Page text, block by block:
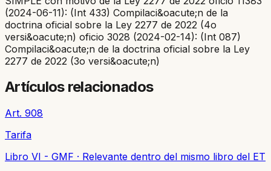
(2024-06-11): (Int 433) Compilaci&oacute;n de la
doctrina oficial sobre la Ley 2277 de 2022 (4o
versi&oacute;n) oficio 3028 (2024-02-14): (Int 087)
Compilaci&oacute;n de la doctrina oficial sobre la Ley
2277 de 2022 (3o versi&oacute;n)
Artículos relacionados
Art. 908
Tarifa
Libro VI - GMF · Relevante dentro del mismo libro del ET